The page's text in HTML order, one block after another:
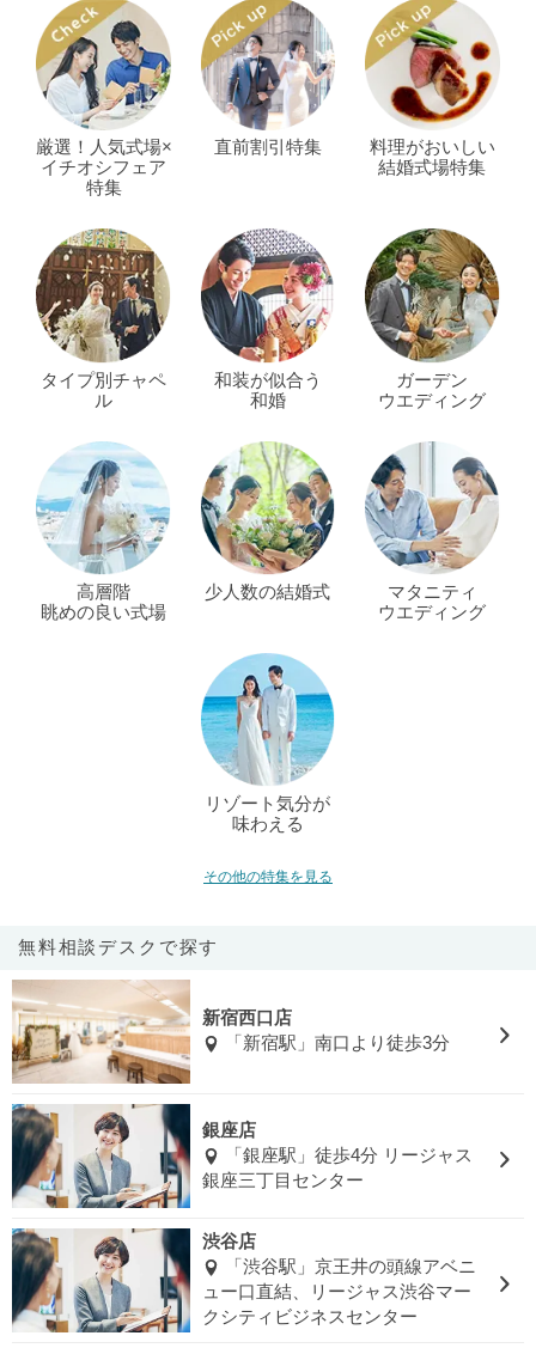
厳選！人気式場×
イチオシフェア
特集
直前割引特集
料理がおいしい
結婚式場特集
タイプ別チャペ
ル
和装が似合う
和婚
ガーデン
ウエディング
高層階
眺めの良い式場
少人数の結婚式
マタニティ
ウエディング
リゾート気分が
味わえる
その他の特集を見る
無料相談デスクで探す
新宿西口店
「新宿駅」南口より徒歩3分
銀座店
「銀座駅」徒歩4分 リージャス
銀座三丁目センター
渋谷店
「渋谷駅」京王井の頭線アベニ
ュー口直結、リージャス渋谷マー
クシティビジネスセンター